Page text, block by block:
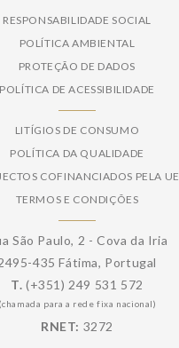
RESPONSABILIDADE SOCIAL
POLÍTICA AMBIENTAL
PROTEÇÃO DE DADOS
POLÍTICA DE ACESSIBILIDADE
LITÍGIOS DE CONSUMO
POLÍTICA DA QUALIDADE
COFINANCIADOS PELA UE
TERMOS E CONDIÇÕES
São Paulo, 2 - Cova da Iria
435 Fátima, Portugal
T. (+351) 249 531 572
(chamada para a rede fixa nacional)
RNET: 3272